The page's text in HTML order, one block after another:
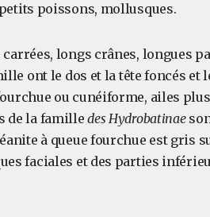
poissons, mollusques.
longs crânes, longues
ont le dos et la tête foncés
ou cunéiforme, ailes
de la familledes Hydrobatinae
à queue fourchue est gris
faciales et des parties